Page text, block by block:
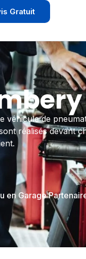
Gratuit
de
réalisés devant
en Garage